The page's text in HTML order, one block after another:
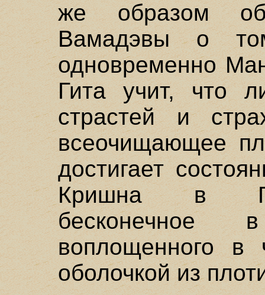
же образом
Вамадэвы о
одновременно
Гита учит, что
страстей и
всеочищающее
достигает
Кришна в
бесконечное
воплощенного в
оболочкой из